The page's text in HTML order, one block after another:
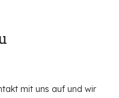
mit uns auf und wir